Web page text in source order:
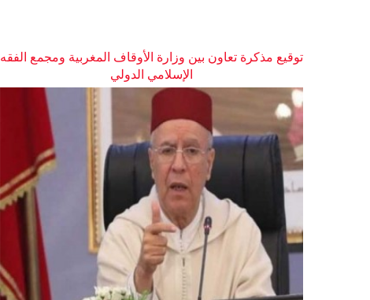
توقيع مذكرة تعاون بين وزارة الأوقاف المغربية ومجمع الفقه
الإسلامي الدولي